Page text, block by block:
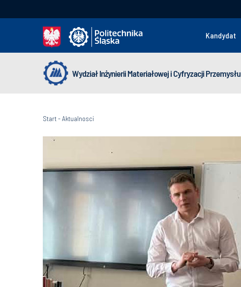
Kandydat
Wydział Inżynierii Materiałowej i Cyfryzacji Przemysłu
Start-Aktualnosci